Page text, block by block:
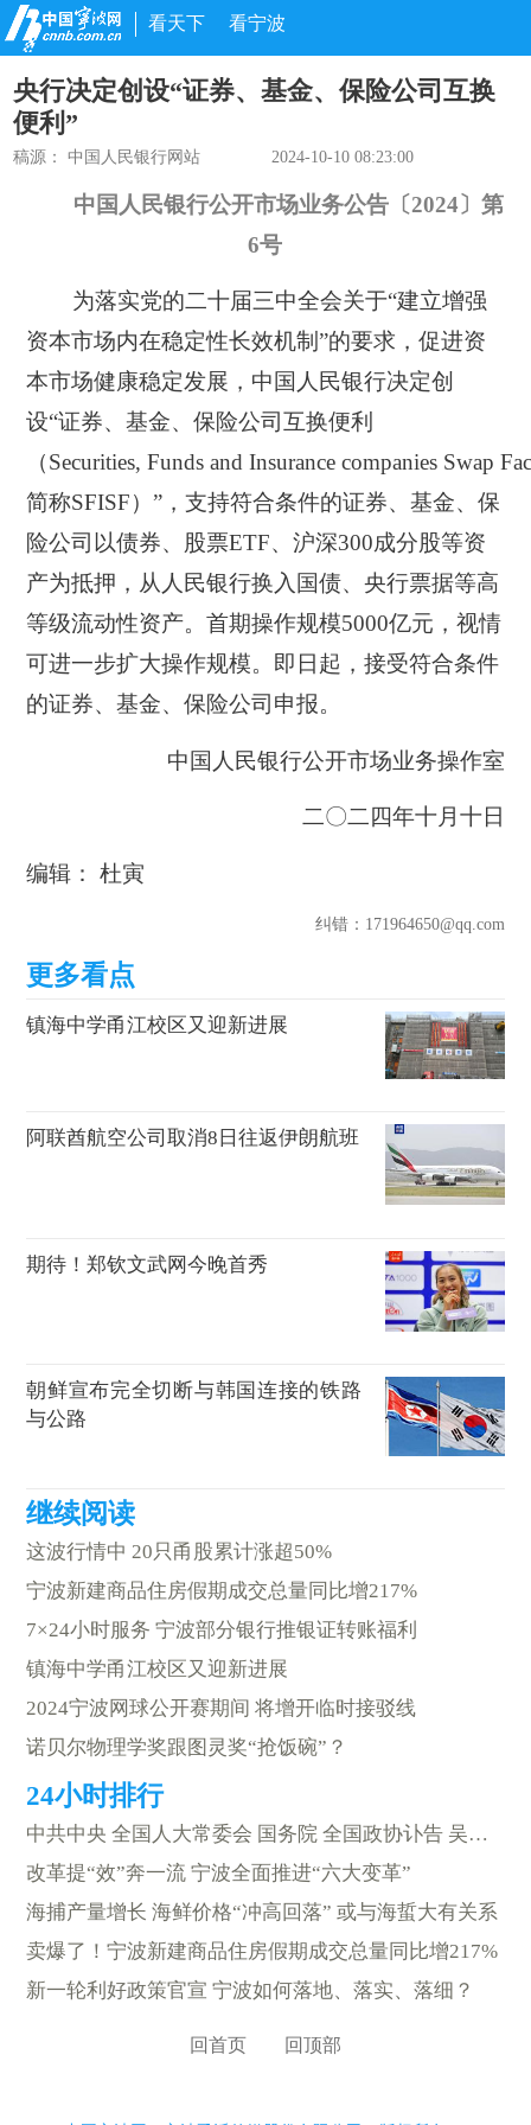
看天下 看宁波
央行决定创设“证券、基金、保险公司互换
便利”
稿源：中国人民银行网站 2024-10-10 08:23:00
中国人民银行公开市场业务公告〔2024〕第
6号
为落实党的二十届三中全会关于“建立增强
资本市场内在稳定性长效机制”的要求，促进资
本市场健康稳定发展， 中国人民银行决定创
设“证券、基金、保险公司互换便利
（Securities, Funds and Insurance companies Swap
简称SFISF）” ，支持符合条件的证券、基金、保
险公司以债券、股票ETF、沪深300成分股等资
产为抵押，从人民银行换入国债、央行票据等高
等级流动性资产。首期操作规模5000亿元，视情
可进一步扩大操作规模。即日起，接受符合条件
的证券、基金、保险公司申报。
中国人民银行公开市场业务操作室
二〇二四年十月十日
编辑： 杜寅
纠错：171964650@qq.com
镇海中学甬江校区又迎新进展
阿联酋航空公司取消8日往返伊朗航班
期待！郑钦文武网今晚首秀
朝鲜宣布完全切断与韩国连接的铁路
与公路
这波行情中 20只甬股累计涨超50%
宁波新建商品住房假期成交总量同比增217%
7×24小时服务 宁波部分银行推银证转账福利
镇海中学甬江校区又迎新进展
2024宁波网球公开赛期间 将增开临时接驳线
诺贝尔物理学奖跟图灵奖“抢饭碗”？
中共中央 全国人大常委会 国务院 全国政协讣告 吴邦国同志逝世
改革提“效”奔一流 宁波全面推进“六大变革”
海捕产量增长 海鲜价格“冲高回落” 或与海蜇大有关系
卖爆了！宁波新建商品住房假期成交总量同比增217%
新一轮利好政策官宣 宁波如何落地、落实、落细？
回首页 回顶部